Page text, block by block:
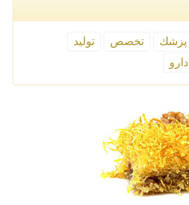
پزشك تخصص
تولید
دارو